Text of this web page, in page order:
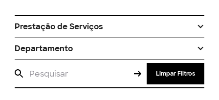
Prestação de Serviços
Departamento
Limpar Filtros